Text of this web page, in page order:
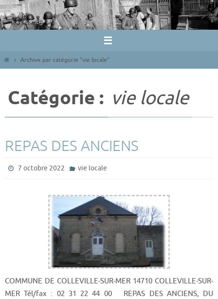
Passer
vers
le
HomeArchive par catégorie "vie locale"
Catégorie : vie locale
REPAS DES ANCIENS
7 octobre 2022 vie locale
COMMUNE DE COLLEVILLE-SUR-MER 14710 COLLEVILLE-SUR-
MER Tél/fax : 02 31 22 44 00 REPAS DES ANCIENS, DU